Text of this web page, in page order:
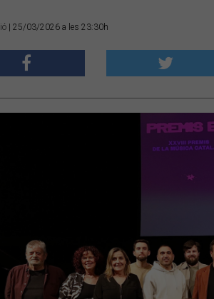
| 25/03/2026 a les 23:30h